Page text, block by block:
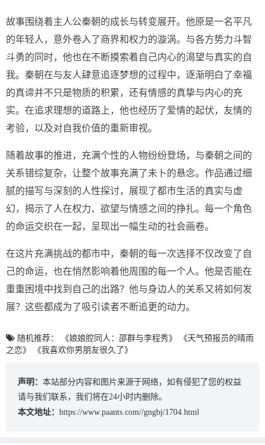
故事围绕着主人公秦朝的成长与转变展开。他原是一名平凡
的年轻人，意外卷入了商界和权力的漩涡。与各方势力斗智
斗勇的同时，他也在不断摸索着自己内心的渴望与真实的自
我。秦朝在与友人肆意追逐梦想的过程中，逐渐明白了幸福
的真谛并不只是物质的积累，还有情感的真挚与内心的充
实。在追求理想的道路上，他也经历了爱情的起伏，友情的
考验，以及对自我价值的重新审视。
随着故事的推进，充满个性的人物纷纷登场，与秦朝之间的
关系错综复杂，让整个故事充满了未卜的悬念。作品通过细
腻的描写与深刻的人性探讨，展现了都市生活的真实与虚
幻，揭示了人在权力、欲望与情感之间的挣扎。每一个角色
的命运交织在一起，呈现出一幅生动的社会画卷。
在这片充满挑战的都市中，秦朝的每一次选择不仅改变了自
己的命运，也在悄然影响着他周围的每一个人。他是否能在
重重困境中找到自己的出路？他与身边人的关系又将如何发
展？这些都成为了吸引读者不断追更的动力。
随机推荐： 《娘娘腔同人：邵群与李程秀》
《天气预报员的晴雨
之恋》
《我喜欢你男朋友很久了》
声明： 本站部分内容和图片来源于网络，如有侵犯了您的权益
请与我们联系，我们将在24小时内删除。
本文地址： https://www.paants.com//gngbj/1704.html